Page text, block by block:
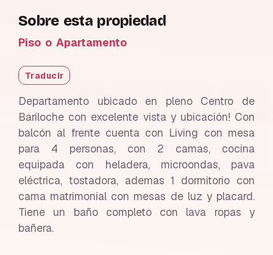
Sobre esta propiedad
Piso o Apartamento
Traducir
Departamento ubicado en pleno Centro de
Bariloche con excelente vista y ubicación! Con
balcón al frente cuenta con Living con mesa
para 4 personas, con 2 camas, cocina
equipada con heladera, microondas, pava
eléctrica, tostadora, ademas 1 dormitorio con
cama matrimonial con mesas de luz y placard.
Tiene un baño completo con lava ropas y
bañera.